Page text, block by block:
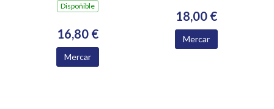
Dispoñible
16,80 €
Mercar
18,00 €
Mercar